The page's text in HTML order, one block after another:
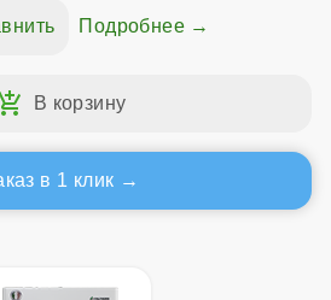
Подробнее
в 1 клик